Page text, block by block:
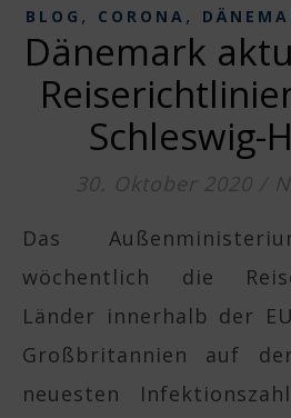
BLOG , CORONA ,
Dänemark
Schleswig-
30. Oktober 2020 /
Das Außenministerium aktualisiert
wöchentlich die
Länder innerhalb der
Großbritannien auf
neuesten